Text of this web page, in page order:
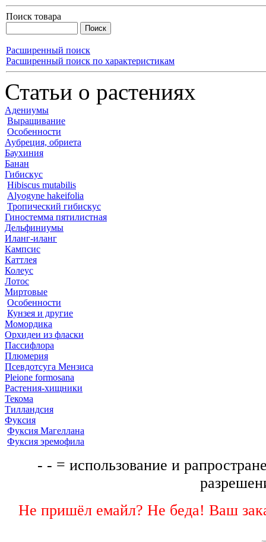
Поиск товара
Расширенный поиск
Расширенный поиск по характеристикам
Статьи о растениях
Адениумы
Выращивание
Особенности
Аубреция, обриета
Баухиния
Банан
Гибискус
Hibiscus mutabilis
Alyogyne hakeifolia
Тропический гибискус
Гиностемма пятилистная
Дельфиниумы
Иланг-иланг
Кампсис
Каттлея
Колеус
Лотос
Миртовые
Особенности
Кунзея и другие
Момордика
Орхидеи из фласки
Пассифлора
Плюмерия
Псевдотсуга Мензиса
Pleione formosana
Растения-хищники
Текома
Тилландсия
Фуксия
Фуксия Магеллана
Фуксия эремофила
- - = использование и
Не пришёл емайл? Не беда! Ваш